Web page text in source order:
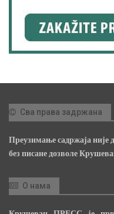
Сва права задржана
Преузимање садржаја није
без писане дозволе
О нама